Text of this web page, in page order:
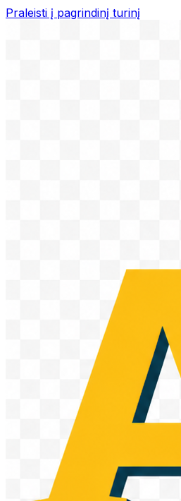
Praleisti į pagrindinį turinį